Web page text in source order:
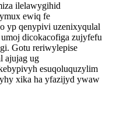
ilelawygihid
ewiq fe
yp qenypivi uzenixyqulal
dicokacofiga zujyfefu
Gotu reriwylepise
ajujag ug
esuqoluquzylim
xika ha yfazijyd ywaw